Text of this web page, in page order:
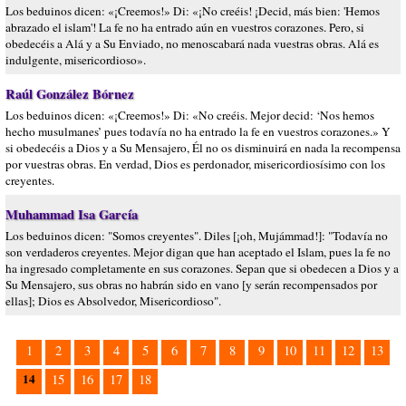
Los beduinos dicen: «¡Creemos!» Di: «¡No creéis! ¡Decid, más bien: 'Hemos
abrazado el islam'! La fe no ha entrado aún en vuestros corazones. Pero, si
obedecéis a Alá y a Su Enviado, no menoscabará nada vuestras obras. Alá es
indulgente, misericordioso».
Raúl González Bórnez
Los beduinos dicen: «¡Creemos!» Di: «No creéis. Mejor decid: ‘Nos hemos
hecho musulmanes’ pues todavía no ha entrado la fe en vuestros corazones.» Y
si obedecéis a Dios y a Su Mensajero, Él no os disminuirá en nada la recompensa
por vuestras obras. En verdad, Dios es perdonador, misericordiosísimo con los
creyentes.
Muhammad Isa García
Los beduinos dicen: "Somos creyentes". Diles [¡oh, Mujámmad!]: "Todavía no
son verdaderos creyentes. Mejor digan que han aceptado el Islam, pues la fe no
ha ingresado completamente en sus corazones. Sepan que si obedecen a Dios y a
Su Mensajero, sus obras no habrán sido en vano [y serán recompensados por
ellas]; Dios es Absolvedor, Misericordioso".
1 2 3 4 5 6 7 8 9 10 11 12 13
14 15 16 17 18